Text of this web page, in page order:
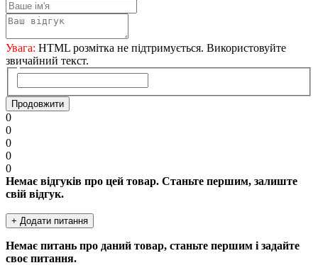
Увага: HTML розмітка не підтримується. Використовуйте
звичайний текст.
Продовжити
0
0
0
0
0
Немає відгуків про цей товар. Станьте першим, залиште
свій відгук.
+ Додати питання
Немає питань про даний товар, станьте першим і задайте
своє питання.